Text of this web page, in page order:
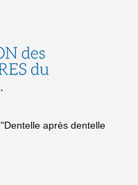
"Dentelle après dentelle